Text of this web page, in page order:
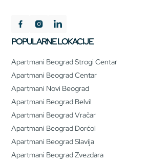
POPULARNE LOKACIJE
Apartmani Beograd Strogi Centar
Apartmani Beograd Centar
Apartmani Novi Beograd
Apartmani Beograd Belvil
Apartmani Beograd Vračar
Apartmani Beograd Dorćol
Apartmani Beograd Slavija
Apartmani Beograd Zvezdara